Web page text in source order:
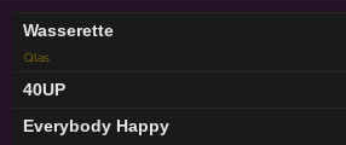
Wasserette
Qlas
40UP
Everybody Happy